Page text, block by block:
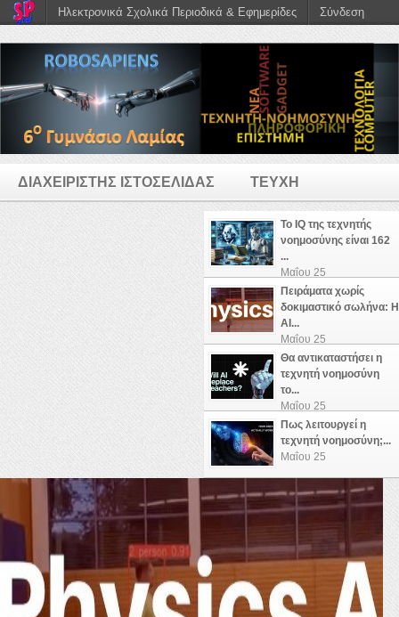
ΔΙΑΧΕΙΡΙΣΤΗΣ ΙΣΤΟΣΕΛΙΔΑΣ ΤΕΥΧΗ
To IQ της τεχνητής
νοημοσύνης είναι 162
...
Μαΐου 25
Πειράματα χωρίς
δοκιμαστικό σωλήνα: Η
AI...
Μαΐου 25
Θα αντικαταστήσει η
τεχνητή νοημοσύνη
το...
Μαΐου 25
Πως λειτουργεί η
τεχνητή νοημοσύνη;...
Μαΐου 25
Ηλεκτρονικά Σχολικά Περιοδικά & Εφημερίδες Σύνδεση